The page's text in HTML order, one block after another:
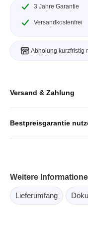
3 Jahre Garantie
Versandkostenfrei
Abholung kurzfristig
Versand & Zahlung
Bestpreisgarantie
Weitere
Lieferumfang